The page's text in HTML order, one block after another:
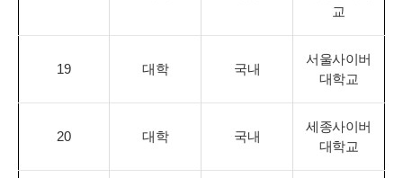
교
19 대학 국내
서울사이버
대학교
20 대학 국내
세종사이버
대학교